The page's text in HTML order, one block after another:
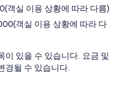
객실 이용 상황에 따라 다름)
객실 이용 상황에 따라 다
이 있을 수 있습니다. 요금 및
경될 수 있습니다.